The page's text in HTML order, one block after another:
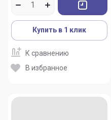
Купить в 1 клик
К сравнению
В избранное